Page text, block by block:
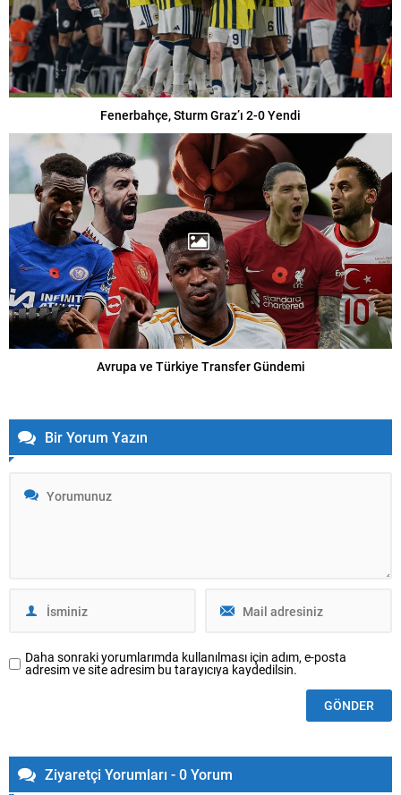
Fenerbahçe, Sturm Graz’ı 2-0 Yendi
Avrupa ve Türkiye Transfer Gündemi
Bir Yorum Yazın
Daha sonraki yorumlarımda kullanılması için adım, e-posta
adresim ve site adresim bu tarayıcıya kaydedilsin.
Ziyaretçi Yorumları - 0 Yorum